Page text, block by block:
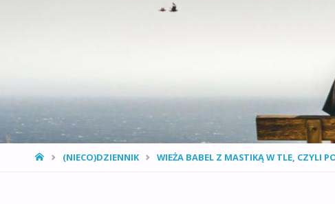
STRONA
(NIECO)DZIENNIK WIEŻA BABEL Z MASTIKĄ W TLE, CZYLI